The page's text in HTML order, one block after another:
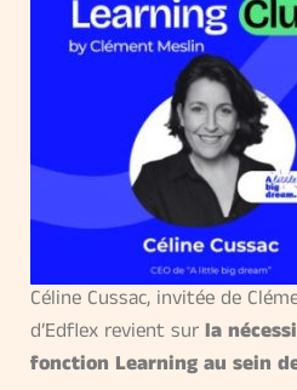
Céline Cussac, invitée de
d’Edflex revient sur la
fonction Learning au sein